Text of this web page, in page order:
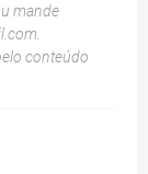
mande
.
conteúdo